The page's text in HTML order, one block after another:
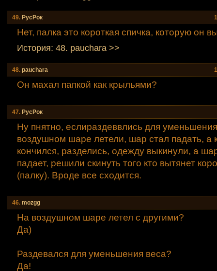
49. РусРок
Нет, палка это короткая спичка, которую он
История: 48. pauchara >>
48. pauchara
Он махал папкой как крыльями?
47. РусРок
Ну пнятно, еслираздеввлись для
воздушном шаре летели, шар стал падать, а
кончился, разделись, одежду выкинули, а
падает, решили скинуть того кто вытянет
(палку). Вроде все сходится.
46. mozgg
На воздушном шаре летел с другими?
Да)
Раздевался для уменьшения веса?
Да!